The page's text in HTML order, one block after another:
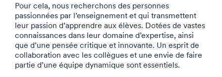
Pour cela, nous recherchons des personnes
passionnées par l’enseignement et qui transmettent
leur passion d’apprendre aux élèves. Dotées de vastes
connaissances dans leur domaine d’expertise, ainsi
que d’une pensée critique et innovante. Un esprit de
collaboration avec les collègues et une envie de faire
partie d’une équipe dynamique sont essentiels.